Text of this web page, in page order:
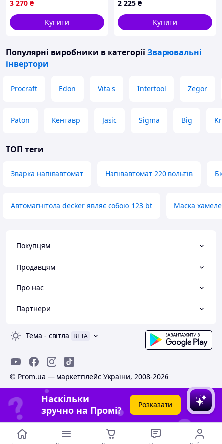
3 270 ₴
Купити
2 225 ₴
Купити
Популярні виробники в категоріїЗварювальні
інвертори
Procraft Edon Vitals Intertool Zegor
Paton Кентавр Jasic Sigma Big
ТОП теги
Зварка напівавтомат Напівавтомат 220 вольтів
Автомагнітола decker являє собою 123 bt Маска
Покупцям
Продавцям
Про нас
Партнери
Тема - світла BETA
© Prom.ua — маркетплейс України, 2008-2026
Наскільки
зручно на Промі?
Розказати